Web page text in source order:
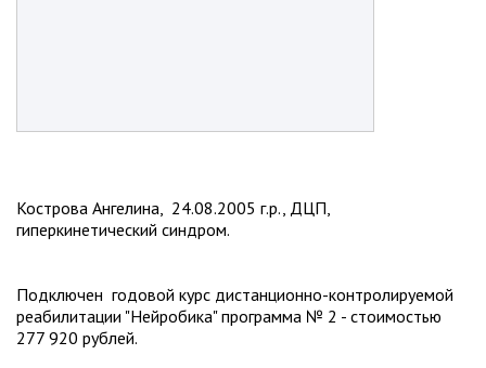
Кострова Ангелина, 24.08.2005 г.р., ДЦП,
гиперкинетический синдром.
Подключен годовой курс дистанционно-контролируемой
реабилитации "Нейробика" программа № 2 - стоимостью
277 920 рублей.